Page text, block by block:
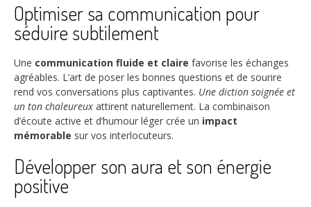
Optimiser sa communication pour
séduire subtilement
Une communication fluide et claire favorise les échanges
agréables. L’art de poser les bonnes questions et de sourire
rend vos conversations plus captivantes. Une diction soignée et
un ton chaleureux attirent naturellement. La combinaison
d’écoute active et d’humour léger crée un impact
mémorable sur vos interlocuteurs.
Développer son aura et son énergie
positive